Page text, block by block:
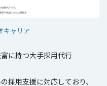
キャリア
に持つ大手採用代行
採用支援に対応しており、